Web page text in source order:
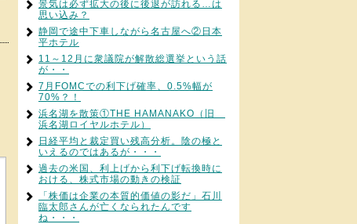
景気は必ず拡大の後に後退が訪れる…は
思い込み？
静岡で途中下車しながら名古屋へ②日本
平ホテル
11～12月に衆議院が解散総選挙という話
が・・
7月FOMCでの利下げ確率、0.5%幅が
70%？！
浜名湖を散策①THE HAMANAKO（旧
浜名湖ロイヤルホテル）
日経平均と裁定買い残高分析。陰の極と
いえるのではあるが・・・
過去の米国、利上げから利下げ転換時に
おける、株式市場の動きの検証
「株価は企業の本質的価値の影だ」石川
臨太郎さんが亡くなられたんです
ね・・・